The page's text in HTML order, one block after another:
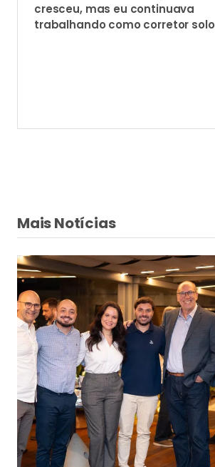
cresceu, mas eu continuava
trabalhando como corretor solo
Mais Notícias